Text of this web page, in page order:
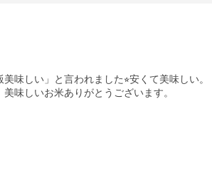
味しい」と言われました⭐︎安くて美味しい。
味しいお米ありがとうございます。